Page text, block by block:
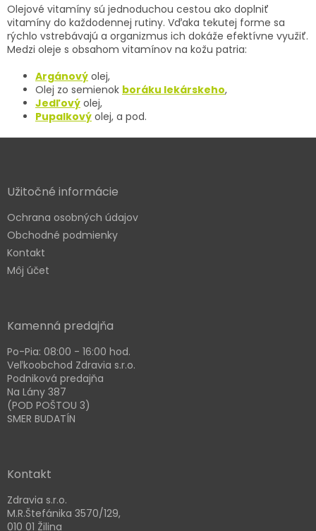
v
ý
p
i
Olejové vitamíny sú jednoduchou cestou ako doplniť
vitamíny do každodennej rutiny. Vďaka tekutej forme sa
rýchlo vstrebávajú a organizmus ich dokáže efektívne využiť.
Medzi oleje s obsahom vitamínov na kožu patria:
Argánový olej,
Olej zo semienok boráku lekárskeho,
Jedľový olej,
Pupalkový olej, a pod.
Z
ä
e
Užitočné informácie
Ochrana osobných údajov
Obchodné podmienky
Kontakt
Môj účet
Kamenná predajňa
Po-Pia: 08:00 - 16:00 hod.
Veľkoobchod Zdravia s.r.o.
Podniková predajňa
Na Lány 387
(POD POŠTOU 3)
SMER BUDATÍN
Kontakt
Zdravia s.r.o.
M.R.Štefánika 3570/129,
010 01 Žilina